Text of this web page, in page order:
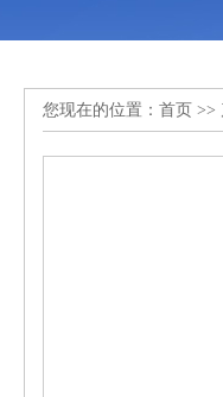
您现在的位置： 首页 >>